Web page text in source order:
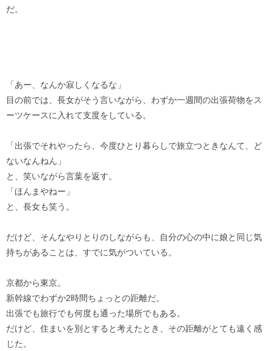
だ。
「あー、なんか寂しくなるな」
目の前では、長女がそう言いながら、わずか一週間の出張荷物をス
ーツケースに入れて支度をしている。
「出張でそれやったら、今度ひとり暮らしで旅立つときなんて、ど
ないなんねん」
と、笑いながら言葉を返す。
「ほんまやねー」
と、長女も笑う。
だけど、そんなやりとりのしながらも、自分の心の中に娘と同じ気
持ちがあることは、すでに気がついている。
京都から東京。
新幹線でわずか2時間ちょっとの距離だ。
出張でも旅行でも何度も通った場所でもある。
だけど、住まいを別とすると考えたとき、その距離がとても遠く感
じた。